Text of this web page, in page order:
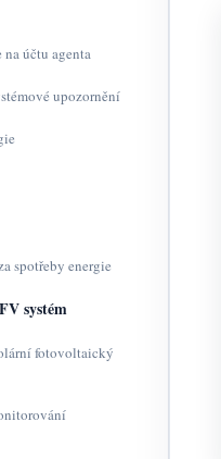
účtu agenta
upozornění
spotřeby energie
systém
fotovoltaický